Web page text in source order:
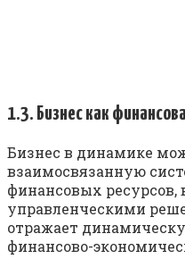
1.3. Бизнес как
Бизнес в динамике
взаимосвязанную
финансовых
управленческими
отражает
финансово-